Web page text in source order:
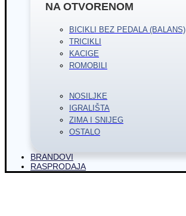
NA OTVORENOM
BICIKLI BEZ PEDALA (BALANS)
TRICIKLI
KACIGE
ROMOBILI
NOSILJKE
IGRALIŠTA
ZIMA I SNIJEG
OSTALO
BRANDOVI
RASPRODAJA